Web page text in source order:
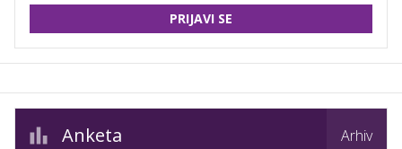
PRIJAVI SE
Anketa Arhiv